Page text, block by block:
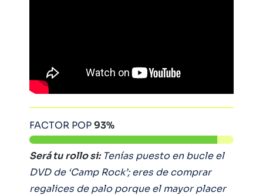
FACTOR POP93%
Será tu rollo si:Tenías puesto en bucle el
DVD de ‘Camp Rock’; eres de comprar
regalices de palo porque el mayor placer